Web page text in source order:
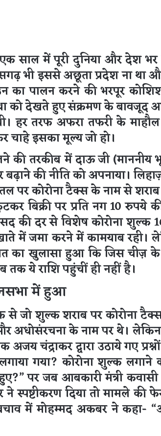
साल में पूरी दुनिया और देश भर
भी इससे अछूता प्रदेश ना था
का पालन करने की भरपूर
को देखते हुए संक्रमण के बावजूद
हर तरफ अफरा तफरी के
चाहे इसका मूल्य जो हो।
तरकीब में दाऊ जी (माननीय
की नीति को अपनाया।
पर कोरोना टैक्स के नाम से
बिक्री पर प्रति नग 10 रुपये
की दर से विशेष कोरोना शुल्क
में जमा करने में कामयाब रही।
का खुलासा हुआ कि जिस चीज़ के
ये राशि पहुंचीं ही नहीं है।
में हुआ
से जो शुल्क शराब पर कोरोना
अधोसंरचना के नाम पर थे।
अजय चंद्राकर द्वारा उठाये गए
गया? कोरोना शुल्क
पर जब आबकारी मंत्री
स्पष्टीकरण दिया तो मामले की
में मोहम्मद अकबर ने कहा-